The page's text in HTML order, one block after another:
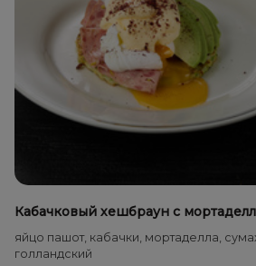
Кабачковый хешбраун с
яйцо пашот, кабачки, мортаделла,
голландский